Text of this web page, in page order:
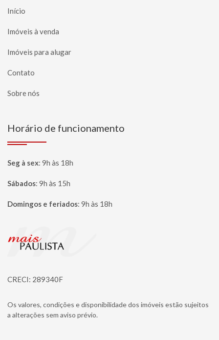
Início
Imóveis à venda
Imóveis para alugar
Contato
Sobre nós
Horário de funcionamento
Seg à sex: 9h às 18h
Sábados: 9h às 15h
Domingos e feriados: 9h às 18h
Página inicial
CRECI: 289340F
Os valores, condições e disponibilidade dos imóveis estão sujeitos
a alterações sem aviso prévio.